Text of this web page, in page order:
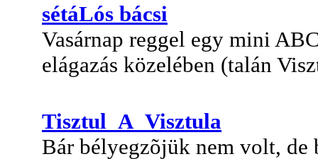
sétáLós bácsi
Vasárnap reggel egy mini
elágazás közelében (talán
Tisztul_A_Visztula
Bár bélyegzõjük nem volt, de